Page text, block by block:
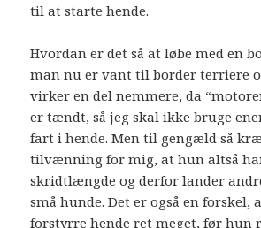
til at starte hende.
Hvordan er det så at løbe med en
man nu er vant til border terriere
virker en del nemmere, da
er tændt, så jeg skal ikke bruge
fart i hende. Men til gengæld så
tilvænning for mig, at hun altså
skridtlængde og derfor lander
små hunde. Det er også en forskel,
forstyrre hende ret meget, før hun